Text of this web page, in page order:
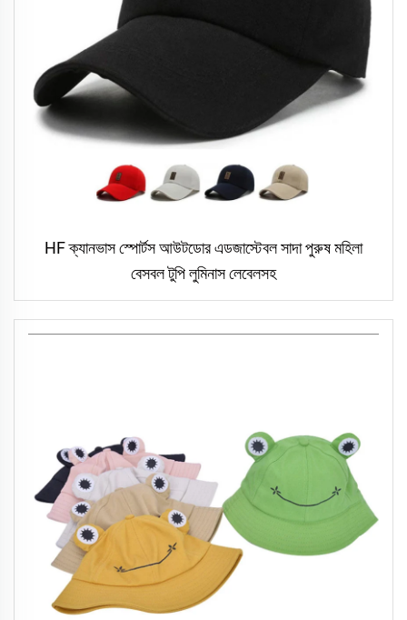
HF ক্যানভাস স্পোর্টস আউটডোর এডজাস্টেবল সাদা পুরুষ মহিলা
বেসবল টুপি লুমিনাস লেবেলসহ